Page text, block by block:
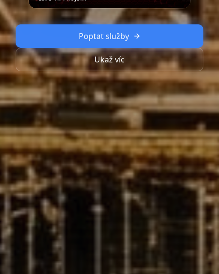
Poptat služby
Ukaž víc